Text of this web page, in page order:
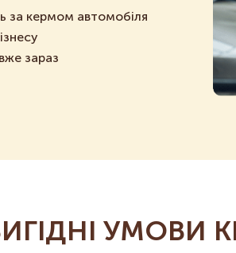
за кермом автомобіля
зараз
УМОВИ